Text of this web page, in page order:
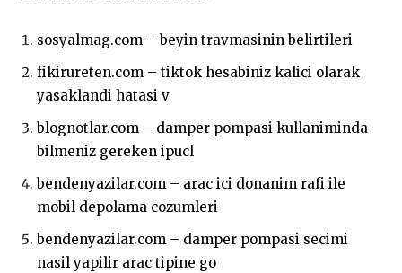
sosyalmag.com – beyin travmasinin belirtileri
fikirureten.com – tiktok hesabiniz kalici olarak
yasaklandi hatasi v
blognotlar.com – damper pompasi kullaniminda
bilmeniz gereken ipucl
bendenyazilar.com – arac ici donanim rafi ile
mobil depolama cozumleri
bendenyazilar.com – damper pompasi secimi
nasil yapilir arac tipine go